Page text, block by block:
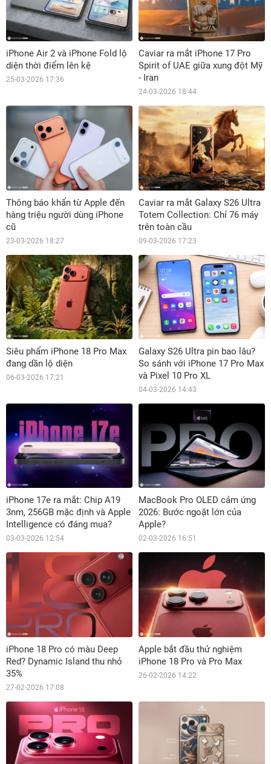
iPhone Air 2 và iPhone Fold lộ
diện thời điểm lên kệ
25-03-2026 17:36
Caviar ra mắt iPhone 17 Pro
Spirit of UAE giữa xung đột Mỹ
- Iran
24-03-2026 18:44
Thông báo khẩn từ Apple đến
hàng triệu người dùng iPhone
cũ
23-03-2026 18:27
Caviar ra mắt Galaxy S26 Ultra
Totem Collection: Chỉ 76 máy
trên toàn cầu
09-03-2026 17:23
Siêu phẩm iPhone 18 Pro Max
đang dần lộ diện
06-03-2026 17:21
Galaxy S26 Ultra pin bao lâu?
So sánh với iPhone 17 Pro Max
và Pixel 10 Pro XL
04-03-2026 14:43
iPhone 17e ra mắt: Chip A19
3nm, 256GB mặc định và Apple
Intelligence có đáng mua?
03-03-2026 12:54
MacBook Pro OLED cảm ứng
2026: Bước ngoặt lớn của
Apple?
02-03-2026 16:51
iPhone 18 Pro có màu Deep
Red? Dynamic Island thu nhỏ
35%
27-02-2026 17:08
Apple bắt đầu thử nghiệm
iPhone 18 Pro và Pro Max
26-02-2026 14:22